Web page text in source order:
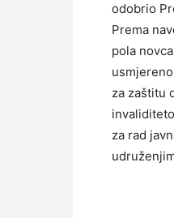
odobrio
Prema
pola
za zaštitu
za rad